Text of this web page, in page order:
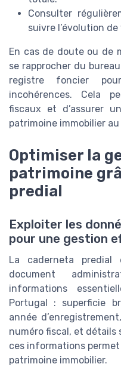
Consulter
suivre l’évolution
En cas de doute ou de
se rapprocher du
registre foncier
incohérences. Cela
fiscaux et d’assurer
patrimoine immobilier
Optimiser la
patrimoine
predial
Exploiter les
pour une gestion
La caderneta predial
document
informations
Portugal : superficie
année
numéro fiscal, et détails
ces informations
patrimoine immobilier.